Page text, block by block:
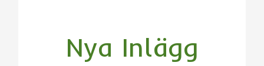
Nya Inlägg